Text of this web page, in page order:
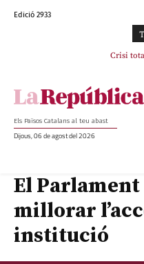
Edició 2933
Crisi
Els Països Catalans al teu abast
Dijous, 06 de agost del 2026
El
millorar
institució